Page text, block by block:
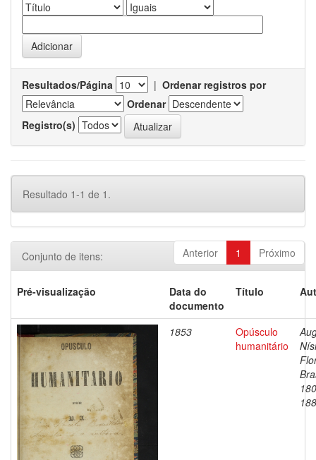
Resultados/Página | Ordenar registros por
Ordenar
Registro(s)
Resultado 1-1 de 1.
Anterior 1 Próximo
Conjunto de itens:
Pré-visualização
Data do
documento
Título
1853
Opúsculo
humanitário